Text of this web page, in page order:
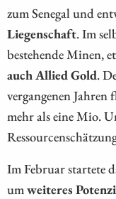
zum Senegal und
Liegenschaft. Im
bestehende Minen,
auch Allied Gold.
vergangenen
mehr als eine Mio.
Im Februar startete
umweiteres